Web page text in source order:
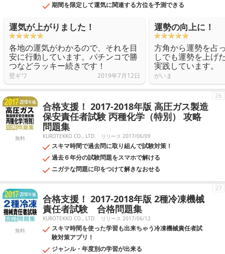
期間を限定して運気に関連する方位を予測できる
運気が上がりました！
各地の運気がわかるので、それを目
安に行動しています。パチンコで勝
つなどラッキー続きです！
壁ギワ 2019年7月12日
運勢の向上に！
方角から運勢を占
しでも運勢を上げ
実践しています。
がいま
無料
合格支援！ 2017-2018年版 高圧ガス製造
保安責任者試験 丙種化学（特別） 攻略
問題集
KUROTEKKO CO., LTD. リリース 2017/06/09
スキマ時間で過去問に取り組んで試験対策！
過去６年分の試験問題をスマホで解ける
ニガテな問題に印をつけて解きなおせる
26
無料
合格支援！ 2017-2018年版 2種冷凍機械
責任者試験 合格問題集
KUROTEKKO CO., LTD. リリース 2017/06/12
スキマ時間を使った学習も出来ちゃう冷凍機械責任者試
験対策アプリ！
ジャンル・年度別の学習が出来る
27